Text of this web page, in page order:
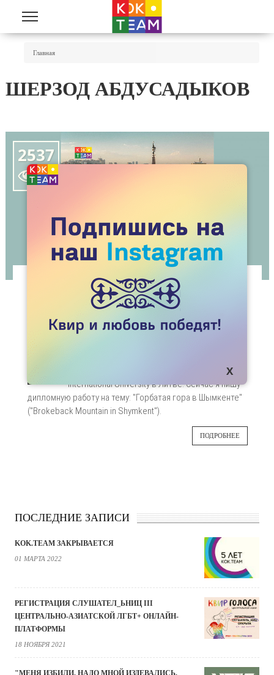
Перейти к основному содержанию
Главная
ШЕРЗОД АБДУСАДЫКОВ
2537

ПРИМИ УЧАСТИЕ В ИССЛЕДОВАНИИ
“ГОРБАТАЯ ГОРА В ШЫМКЕНТЕ”
20
International University в Литве. Сейчас я пишу
дипломную работу на тему: "Горбатая гора в Шымкенте"
("Brokeback Mountain in Shymkent").
ПОДРОБНЕЕ
ПОСЛЕДНИЕ ЗАПИСИ
KOK.TEAM ЗАКРЫВАЕТСЯ
01 МАРТА 2022
РЕГИСТРАЦИЯ СЛУШАТЕЛ_ЬНИЦ III
ЦЕНТРАЛЬНО-АЗИАТСКОЙ ЛГБТ+ ОНЛАЙН-
ПЛАТФОРМЫ
18 НОЯБРЯ 2021